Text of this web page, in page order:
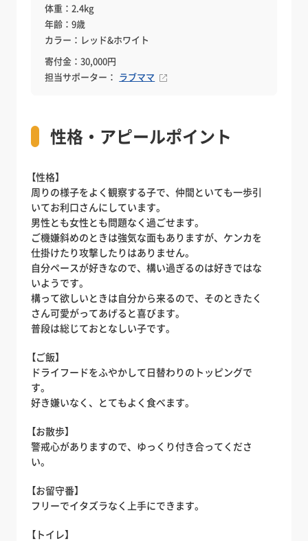
体重：2.4kg
年齢：9歳
カラー：レッド&ホワイト
寄付金：30,000円
担当サポーター： ラブママ
性格・アピールポイント
【性格】
周りの様子をよく観察する子で、仲間といても一歩引
いてお利口さんにしています。
男性とも女性とも問題なく過ごせます。
ご機嫌斜めのときは強気な面もありますが、ケンカを
仕掛けたり攻撃したりはありません。
自分ペースが好きなので、構い過ぎるのは好きではな
いようです。
構って欲しいときは自分から来るので、そのときたく
さん可愛がってあげると喜びます。
普段は総じておとなしい子です。
【ご飯】
ドライフードをふやかして日替わりのトッピングで
す。
好き嫌いなく、とてもよく食べます。
【お散歩】
警戒心がありますので、ゆっくり付き合ってくださ
い。
【お留守番】
フリーでイタズラなく上手にできます。
【トイレ】